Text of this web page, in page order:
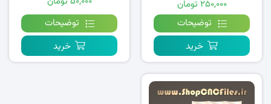
۲۵۰,۰۰۰ تومان
توضیحات
خرید
توضیحات
خرید